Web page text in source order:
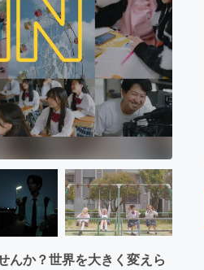
んか？世界を大きく変えら